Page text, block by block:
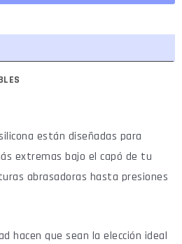
están diseñadas para
extremas bajo el capó de tu
abrasadoras hasta presiones
hacen que sean la elección ideal